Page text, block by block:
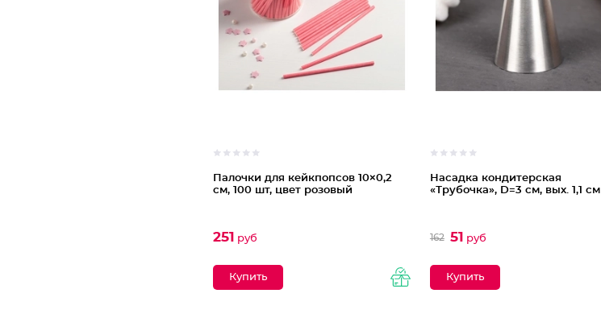
Палочки для кейкпопсов 10×0,2
см, 100 шт, цвет розовый
251 руб
Насадка кондитерская
«Трубочка», D=3 см, вых. 1,1 см
162 51 руб